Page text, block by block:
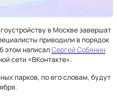
в Москве завершат
приводили в порядок
этом написалСергей Собянин
сети «ВКонтакте».
парков, по его словам, будут